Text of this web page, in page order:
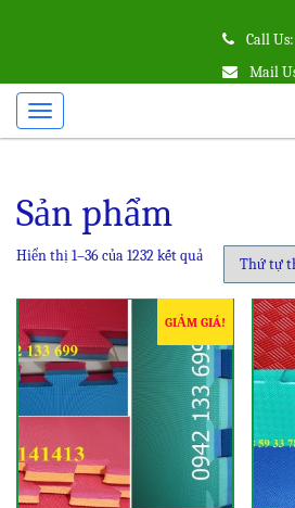
Call
Mail
Sản phẩm
Hiển thị 1–36 của 1232 kết quả
GIẢM GIÁ!